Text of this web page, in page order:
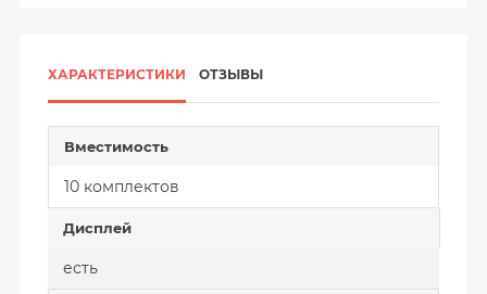
ХАРАКТЕРИСТИКИ ОТЗЫВЫ
Вместимость
10 комплектов
Дисплей
есть